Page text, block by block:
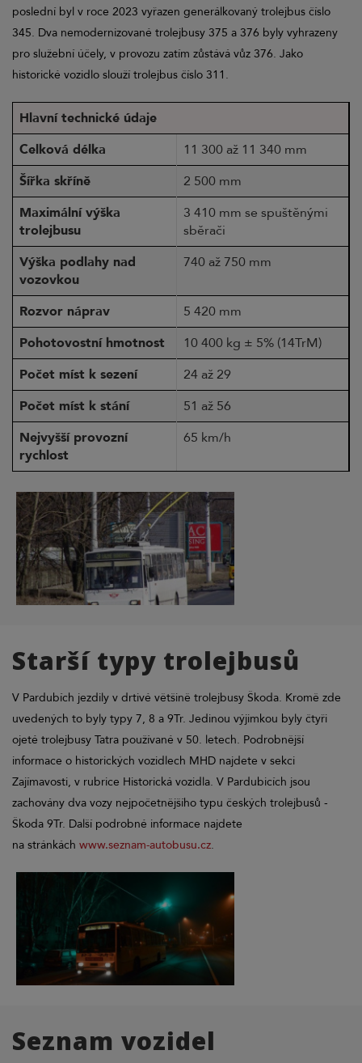
poslední byl v roce 2023 vyřazen generálkovaný trolejbus číslo
345. Dva nemodernizované trolejbusy 375 a 376 byly vyhrazeny
pro služební účely, v provozu zatím zůstává vůz 376. Jako
historické vozidlo slouží trolejbus číslo 311.
Hlavní technické údaje
Celková délka
11 300 až 11 340 mm
Šířka skříně
2 500 mm
Maximální výška
trolejbusu
3 410 mm se spuštěnými
sběrači
Výška podlahy nad
vozovkou
740 až 750 mm
Rozvor náprav
5 420 mm
Pohotovostní hmotnost
10 400 kg ± 5% (14TrM)
Počet míst k sezení
24 až 29
Počet míst k stání
51 až 56
Nejvyšší provozní
rychlost
65 km/h
Starší typy trolejbusů
V Pardubích jezdily v drtivé většině trolejbusy Škoda. Kromě zde
uvedených to byly typy 7, 8 a 9Tr. Jedinou výjimkou byly čtyři
ojeté trolejbusy Tatra používané v 50. letech. Podrobnější
informace o historických vozidlech MHD najdete v sekci
Zajímavosti, v rubrice Historická vozidla. V Pardubicích jsou
zachovány dva vozy nejpočetnějšího typu českých trolejbusů -
Škoda 9Tr. Další podrobné informace najdete
na stránkách www.seznam-autobusu.cz.
Seznam vozidel